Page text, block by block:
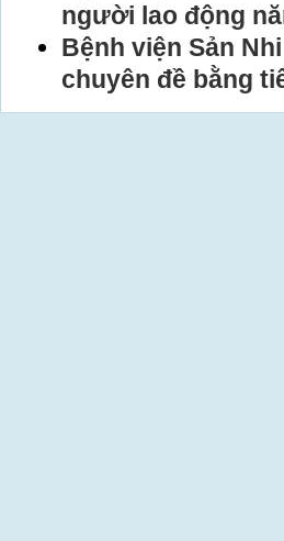
người lao động
Bệnh viện Sản
chuyên đề bằng